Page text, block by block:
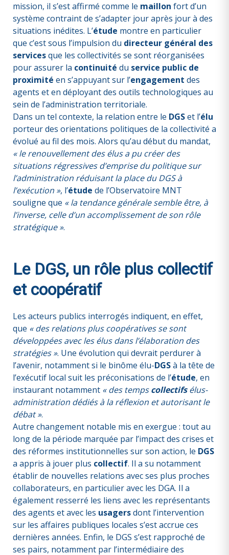
mission, il s’est affirmé comme le maillon fort d’un
système contraint de s’adapter jour après jour à des
situations inédites. L’étude montre en particulier
que c’est sous l’impulsion du directeur général des
servicesque les collectivités se sont réorganisées
pour assurer la continuité du service public de
proximité en s’appuyant sur l’engagement des
agents et en déployant des outils technologiques au
sein de l’administration territoriale.
Dans un tel contexte, la relation entre le DGSet l’élu
porteur des orientations politiques de la collectivité a
évolué au fil des mois. Alors qu’au début du mandat,
« le renouvellement des élus a pu créer des
situations régressives d’emprise du politique sur
l’administration réduisant la place du DGS à
l’exécution », l’étude de l’Observatoire MNT
souligne que « la tendance générale semble être, à
l’inverse, celle d’un accomplissement de son rôle
stratégique ».
Le DGS, un rôle plus collectif
et coopératif
Les acteurs publics interrogés indiquent, en effet,
que « des relations plus coopératives se sont
développées avec les élus dans l’élaboration des
stratégies ». Une évolution qui devrait perdurer à
l’avenir, notamment si le binôme élu-DGSà la tête de
l’exécutif local suit les préconisations de l’étude, en
instaurant notamment « des tempscollectifsélus-
administration dédiés à la réflexion et autorisant le
débat ».
Autre changement notable mis en exergue : tout au
long de la période marquée par l’impact des crises et
des réformes institutionnelles sur son action, le DGS
a appris à jouer plus collectif. Il a su notamment
établir de nouvelles relations avec ses plus proches
collaborateurs, en particulier avec les DGA. Il a
également resserré les liens avec les représentants
des agents et avec les usagersdont l’intervention
sur les affaires publiques locales s’est accrue ces
dernières années. Enfin, le DGS s’est rapproché de
ses pairs, notamment par l’intermédiaire des